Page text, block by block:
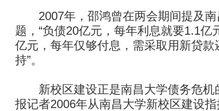
2007年，邵鸿曾在两会期间提及南
题，“负债20亿元，每年利息就要1.1亿
亿元，每年仅够付息，需采取用新贷款
持”。
新校区建设正是南昌大学债务危机
报记者2006年从南昌大学新校区建设